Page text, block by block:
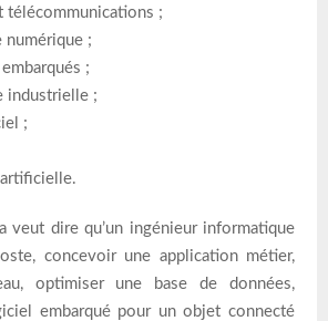
télécommunications ;
numérique ;
;
industrielle ;
;
artificielle.
veut dire qu’un ingénieur informatique
concevoir une application métier,
optimiser une base de données,
embarqué pour un objet connecté